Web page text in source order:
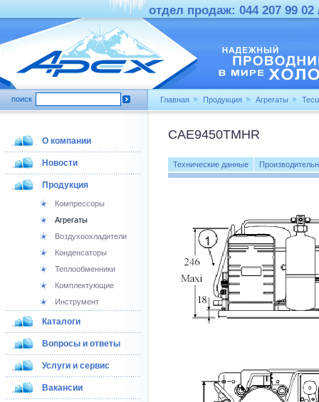
отдел продаж: 044 207 99 02
поиск Главная Продукция Агрегаты
О компании
Новости
Продукция
Компрессоры
Агрегаты
Воздухоохладители
Конденсаторы
Теплообменники
Комплектующие
Инструмент
Каталоги
Вопросы и ответы
Услуги и сервис
Вакансии
CAE9450TMHR
Технические данные